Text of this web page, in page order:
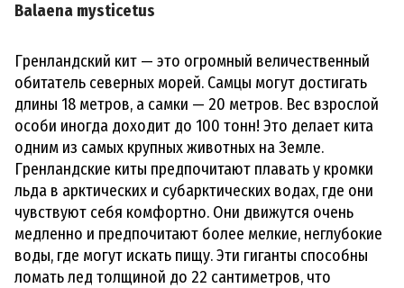
Balaena mysticetus
Гренландский кит — это огромный величественный
обитатель северных морей. Самцы могут достигать
длины 18 метров, а самки — 20 метров. Вес взрослой
особи иногда доходит до 100 тонн! Это делает кита
одним из самых крупных животных на Земле.
Гренландские киты предпочитают плавать у кромки
льда в арктических и субарктических водах, где они
чувствуют себя комфортно. Они движутся очень
медленно и предпочитают более мелкие, неглубокие
воды, где могут искать пищу. Эти гиганты способны
ломать лед толщиной до 22 сантиметров, что